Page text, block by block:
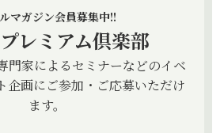
マガジン会員募集中!!
レミアム倶楽部
門家によるセミナーなどのイベ
企画にご参加・ご応募いただけ
ます。